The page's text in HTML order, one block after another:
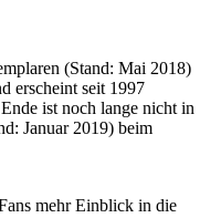
(Stand: Mai 2018)
erscheint seit 1997
ist noch lange nicht in
Januar 2019) beim
mehr Einblick in die